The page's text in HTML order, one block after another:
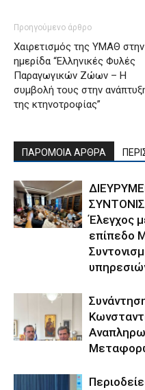
Προηγούμενο άρθρο
Χαιρετισμός της ΥΜΑΘ στην
ημερίδα “Ελληνικές Φυλές
Παραγωγικών Ζώων – Η
συμβολή τους στην
της κτηνοτροφίας”
ΠΑΡΟΜΟΙΑ ΑΡΘΡΑ
Έλεγχος
επίπεδο